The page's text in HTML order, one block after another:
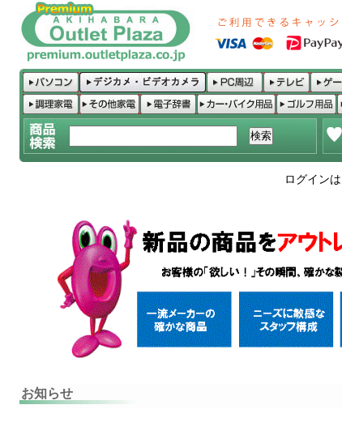
ログインは
お知らせ